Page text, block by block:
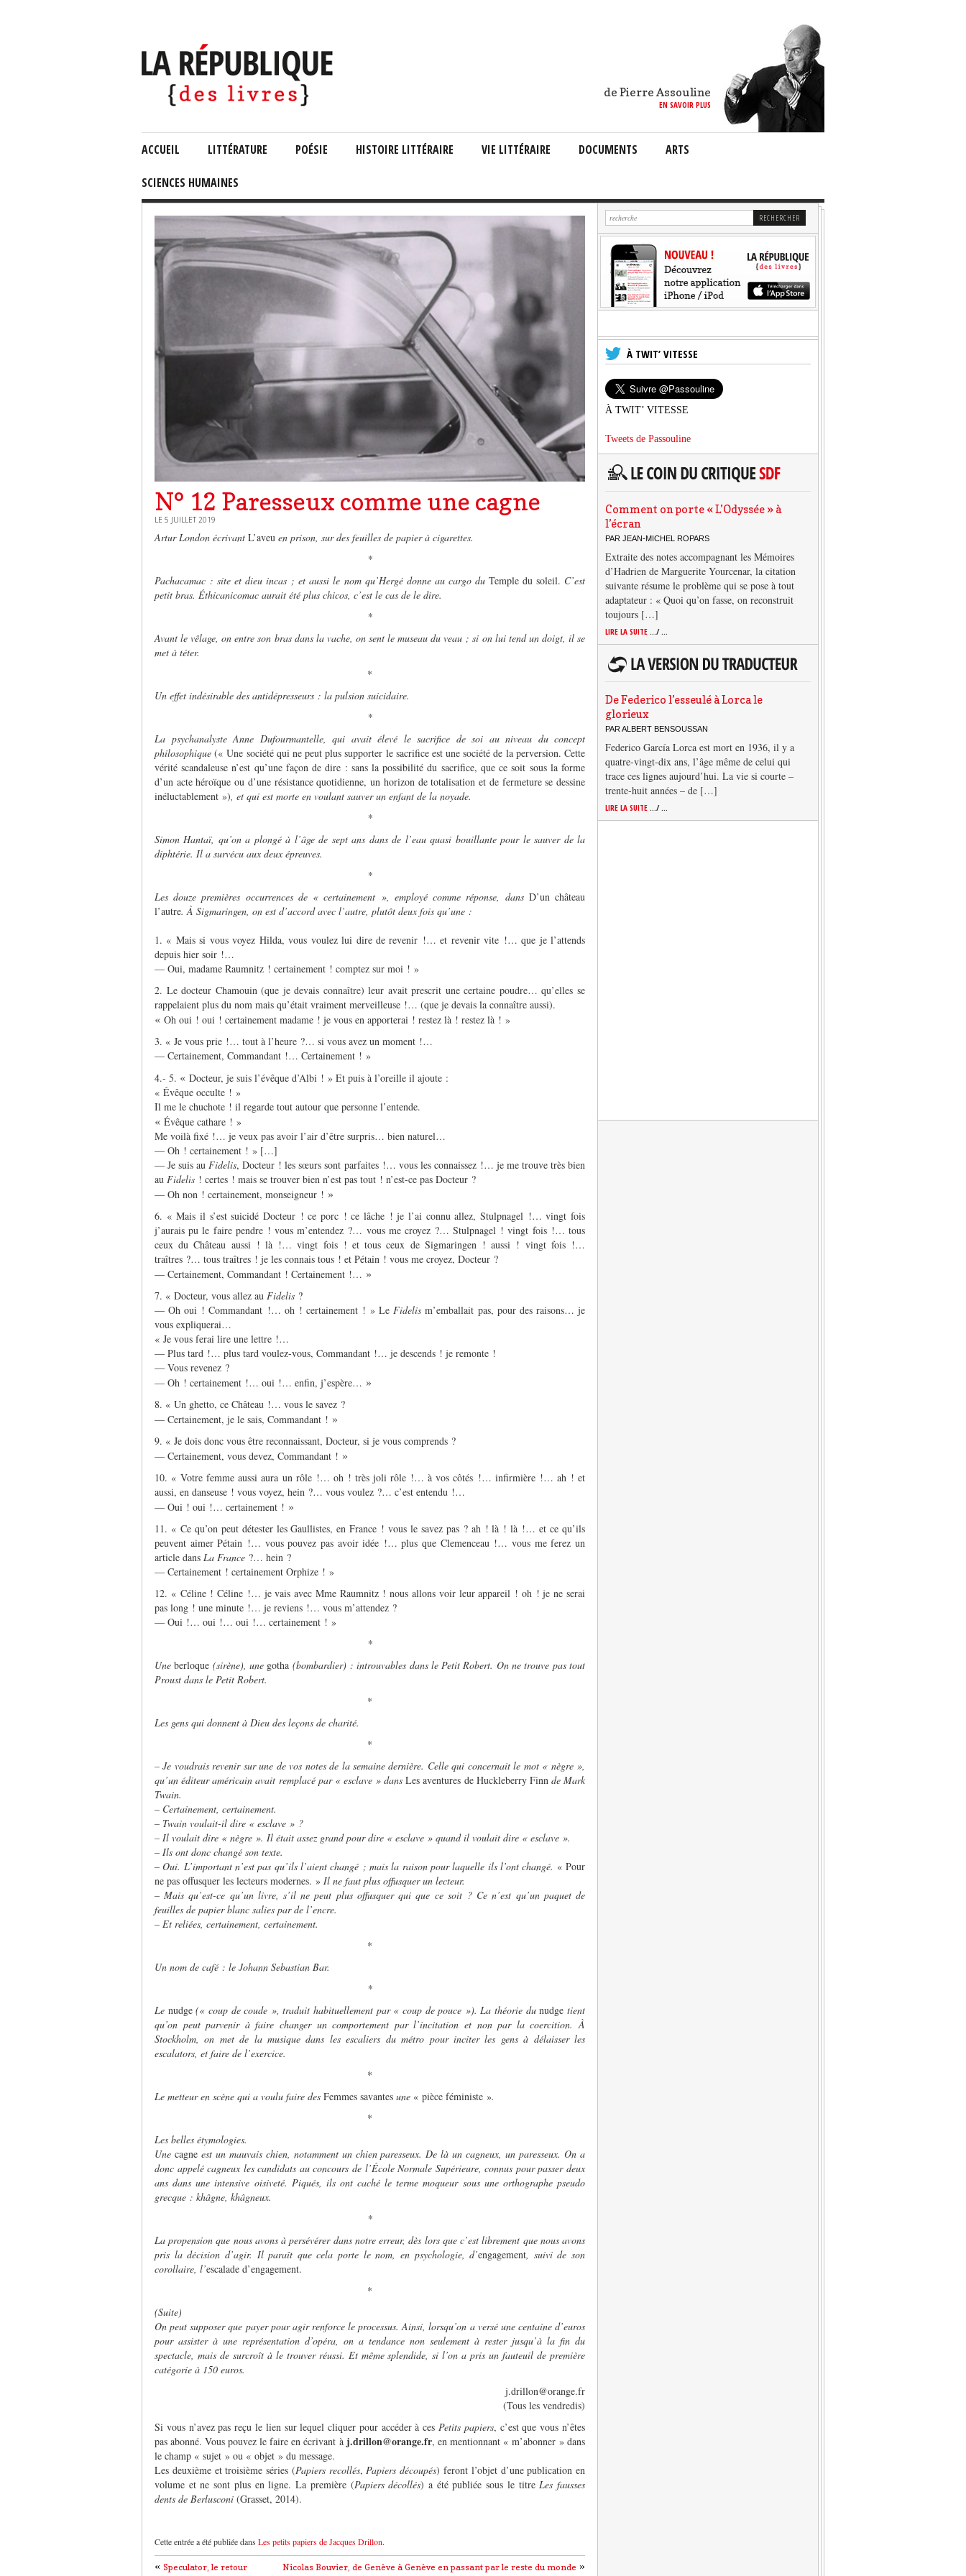
de Pierre Assouline
EN SAVOIR PLUS
ACCUEIL LITTÉRATURE POÉSIE HISTOIRE LITTÉRAIRE VIE LITTÉRAIRE DOCUMENTS ARTS
SCIENCES HUMAINES
N° 12 Paresseux comme une cagne
LE 5 JUILLET 2019
Artur London écrivant L’aveu en prison, sur des feuilles de papier à cigarettes.
*
Pachacamac : site et dieu incas ; et aussi le nom qu’Hergé donne au cargo du Temple du soleil. C’est
petit bras. Éthicanicomac aurait été plus chicos, c’est le cas de le dire.
*
Avant le vêlage, on entre son bras dans la vache, on sent le museau du veau ; si on lui tend un doigt, il se
met à téter.
*
Un effet indésirable des antidépresseurs : la pulsion suicidaire.
*
La psychanalyste Anne Dufourmantelle, qui avait élevé le sacrifice de soi au niveau du concept
philosophique (« Une société qui ne peut plus supporter le sacrifice est une société de la perversion. Cette
vérité scandaleuse n’est qu’une façon de dire : sans la possibilité du sacrifice, que ce soit sous la forme
d’un acte héroïque ou d’une résistance quotidienne, un horizon de totalisation et de fermeture se dessine
inéluctablement »), et qui est morte en voulant sauver un enfant de la noyade.
*
Simon Hantaï, qu’on a plongé à l’âge de sept ans dans de l’eau quasi bouillante pour le sauver de la
diphtérie. Il a survécu aux deux épreuves.
*
Les douze premières occurrences de « certainement », employé comme réponse, dans D’un château
l’autre. À Sigmaringen, on est d’accord avec l’autre, plutôt deux fois qu’une :
1. « Mais si vous voyez Hilda, vous voulez lui dire de revenir !… et revenir vite !… que je l’attends
depuis hier soir !…
— Oui, madame Raumnitz ! certainement ! comptez sur moi ! »
2. Le docteur Chamouin (que je devais connaître) leur avait prescrit une certaine poudre… qu’elles se
rappelaient plus du nom mais qu’était vraiment merveilleuse !… (que je devais la connaître aussi).
« Oh oui ! oui ! certainement madame ! je vous en apporterai ! restez là ! restez là ! »
3. « Je vous prie !… tout à l’heure ?… si vous avez un moment !…
— Certainement, Commandant !… Certainement ! »
4.- 5. « Docteur, je suis l’évêque d’Albi ! » Et puis à l’oreille il ajoute :
« Évêque occulte ! »
Il me le chuchote ! il regarde tout autour que personne l’entende.
« Évêque cathare ! »
Me voilà fixé !… je veux pas avoir l’air d’être surpris… bien naturel…
— Oh ! certainement ! » […]
— Je suis auFidelis, Docteur ! les sœurs sont parfaites !… vous les connaissez !… je me trouve très bien
au Fidelis ! certes ! mais se trouver bien n’est pas tout ! n’est-ce pas Docteur ?
— Oh non ! certainement, monseigneur ! »
6. « Mais il s’est suicidé Docteur ! ce porc ! ce lâche ! je l’ai connu allez, Stulpnagel !… vingt fois
j’aurais pu le faire pendre ! vous m’entendez ?… vous me croyez ?… Stulpnagel ! vingt fois !… tous
ceux du Château aussi ! là !… vingt fois ! et tous ceux de Sigmaringen ! aussi ! vingt fois !…
traîtres ?… tous traîtres ! je les connais tous ! et Pétain ! vous me croyez, Docteur ?
— Certainement, Commandant ! Certainement !… »
7. « Docteur, vous allez au Fidelis ?
— Oh oui ! Commandant !… oh ! certainement ! » LeFidelis m’emballait pas, pour des raisons… je
vous expliquerai…
« Je vous ferai lire une lettre !…
— Plus tard !… plus tard voulez-vous, Commandant !… je descends ! je remonte !
— Vous revenez ?
— Oh ! certainement !… oui !… enfin, j’espère… »
8. « Un ghetto, ce Château !… vous le savez ?
— Certainement, je le sais, Commandant ! »
9. « Je dois donc vous être reconnaissant, Docteur, si je vous comprends ?
— Certainement, vous devez, Commandant ! »
10. « Votre femme aussi aura un rôle !… oh ! très joli rôle !… à vos côtés !… infirmière !… ah ! et
aussi, en danseuse ! vous voyez, hein ?… vous voulez ?… c’est entendu !…
— Oui ! oui !… certainement ! »
11. « Ce qu’on peut détester les Gaullistes, en France ! vous le savez pas ? ah ! là ! là !… et ce qu’ils
peuvent aimer Pétain !… vous pouvez pas avoir idée !… plus que Clemenceau !… vous me ferez un
article dans La France ?… hein ?
— Certainement ! certainement Orphize ! »
12. « Céline ! Céline !… je vais avec Mme Raumnitz ! nous allons voir leur appareil ! oh ! je ne serai
pas long ! une minute !… je reviens !… vous m’attendez ?
— Oui !… oui !… oui !… certainement ! »
*
Uneberloque (sirène), une gotha (bombardier) : introuvables dans le Petit Robert. On ne trouve pas tout
Proust dans le Petit Robert.
*
Les gens qui donnent à Dieu des leçons de charité.
*
– Je voudrais revenir sur une de vos notes de la semaine dernière. Celle qui concernait le mot « nègre »,
qu’un éditeur américain avait remplacé par « esclave » dansLes aventures de Huckleberry Finnde Mark
Twain.
– Certainement, certainement.
– Twain voulait-il dire « esclave » ?
– Il voulait dire « nègre ». Il était assez grand pour dire « esclave » quand il voulait dire « esclave ».
– Ils ont donc changé son texte.
– Oui. L’important n’est pas qu’ils l’aient changé ; mais la raison pour laquelle ils l’ont changé. « Pour
ne pas offusquer les lecteurs modernes. » Il ne faut plus offusquer un lecteur.
– Mais qu’est-ce qu’un livre, s’il ne peut plus offusquer qui que ce soit ? Ce n’est qu’un paquet de
feuilles de papier blanc salies par de l’encre.
– Et reliées, certainement, certainement.
*
Un nom de café : le Johann Sebastian Bar.
*
Le nudge(« coup de coude », traduit habituellement par « coup de pouce »). La théorie dunudge tient
qu’on peut parvenir à faire changer un comportement par l’incitation et non par la coercition. À
Stockholm, on met de la musique dans les escaliers du métro pour inciter les gens à délaisser les
escalators, et faire de l’exercice.
*
Le metteur en scène qui a voulu faire des Femmes savantes une « pièce féministe ».
*
Les belles étymologies.
Une cagneest un mauvais chien, notamment un chien paresseux. De là un cagneux, un paresseux. On a
donc appelé cagneux les candidats au concours de l’École Normale Supérieure, connus pour passer deux
ans dans une intensive oisiveté. Piqués, ils ont caché le terme moqueur sous une orthographe pseudo
grecque : khâgne, khâgneux.
*
La propension que nous avons à persévérer dans notre erreur, dès lors que c’est librement que nous avons
pris la décision d’agir. Il paraît que cela porte le nom, en psychologie, d’engagement, suivi de son
corollaire, l’escalade d’engagement.
*
(Suite)
On peut supposer que payer pour agir renforce le processus. Ainsi, lorsqu’on a versé une centaine d’euros
pour assister à une représentation d’opéra, on a tendance non seulement à rester jusqu’à la fin du
spectacle, mais de surcroît à le trouver réussi. Et même splendide, si l’on a pris un fauteuil de première
catégorie à 150 euros.
j.drillon@orange.fr
(Tous les vendredis)
Si vous n’avez pas reçu le lien sur lequel cliquer pour accéder à cesPetits papiers, c’est que vous n’êtes
pas abonné. Vous pouvez le faire en écrivant àj.drillon@orange.fr, en mentionnant « m’abonner » dans
le champ « sujet » ou « objet » du message.
Les deuxième et troisième séries (Papiers recollés,Papiers découpés) feront l’objet d’une publication en
volume et ne sont plus en ligne. La première (Papiers décollés) a été publiée sous le titreLes fausses
dents de Berlusconi (Grasset, 2014).
Cette entrée a été publiée dans Les petits papiers de Jacques Drillon.
Nicolas Bouvier, de Genève à Genève en passant par le reste du monde »
« Speculator, le retour
À TWIT’ VITESSE
À TWIT’ VITESSE
Tweets de Passouline
Comment on porte « L’Odyssée » à
l’écran
PAR JEAN-MICHEL ROPARS
Extraite des notes accompagnant les Mémoires
d’Hadrien de Marguerite Yourcenar, la citation
suivante résume le problème qui se pose à tout
adaptateur : « Quoi qu’on fasse, on reconstruit
toujours […]
LIRE LA SUITE .../ ...
De Federico l’esseulé à Lorca le
glorieux
PAR ALBERT BENSOUSSAN
Federico García Lorca est mort en 1936, il y a
quatre-vingt-dix ans, l’âge même de celui qui
trace ces lignes aujourd’hui. La vie si courte –
trente-huit années – de […]
LIRE LA SUITE .../ ...